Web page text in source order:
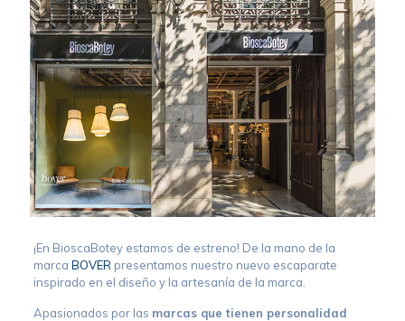
¡En BioscaBotey estamos de estreno! De la mano de la
marca BOVER presentamos nuestro nuevo escaparate
inspirado en el diseño y la artesanía de la marca.
Apasionados por las marcas que tienen personalidad